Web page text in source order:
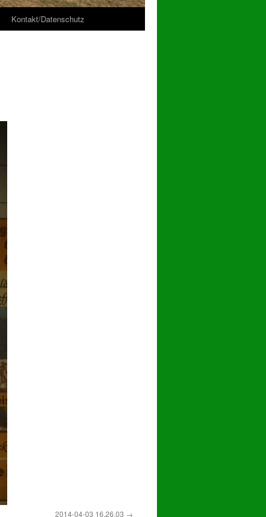
Kontakt/Datenschutz
2014-04-03 16.26.03